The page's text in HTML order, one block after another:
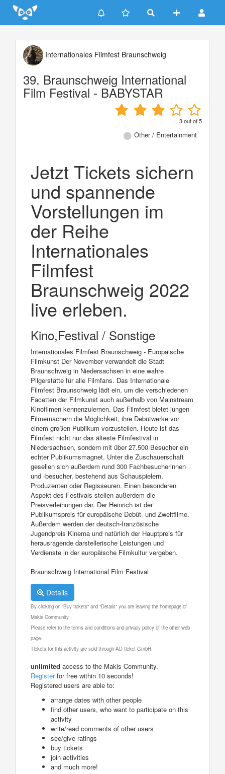
Update cookies preferences
Internationales Filmfest Braunschweig
39. Braunschweig International
Film Festival - BABYSTAR
3out of5
Other / Entertainment
Jetzt Tickets sichern
und spannende
Vorstellungen im
der Reihe
Internationales
Filmfest
Braunschweig 2022
live erleben.
Kino,Festival / Sonstige
Internationales Filmfest Braunschweig - Europäische
Filmkunst Der November verwandelt die Stadt
Braunschweig in Niedersachsen in eine wahre
Pilgerstätte für alle Filmfans. Das Internationale
Filmfest Braunschweig lädt ein, um die verschiedenen
Facetten der Filmkunst auch außerhalb von Mainstream
Kinofilmen kennenzulernen. Das Filmfest bietet jungen
Filmemachern die Möglichkeit, ihre Debütwerke vor
einem großen Publikum vorzustellen. Heute ist das
Filmfest nicht nur das älteste Filmfestival in
Niedersachsen, sondern mit über 27.500 Besucher ein
echter Publikumsmagnet. Unter die Zuschauerschaft
gesellen sich außerdem rund 300 Fachbesucherinnen
und -besucher, bestehend aus Schauspielern,
Produzenten oder Regisseuren. Einen besonderen
Aspekt des Festivals stellen außerdem die
Preisverleihungen dar. Der Heinrich ist der
Publikumspreis für europäische Debüt- und Zweitfilme.
Außerdem werden der deutsch-französische
Jugendpreis Kinema und natürlich der Hauptpreis für
herausragende darstellerische Leistungen und
Verdienste in der europäische Filmkultur vergeben.
Braunschweig International Film Festival
Details
By clicking on "Buy tickets" and "Details" you are leaving the homepage of
Makis Community.
Please refer to the terms and conditions and privacy policy of the other web
page.
Tickets for this activity are sold through AD ticket GmbH.
unlimited access to the Makis Community.
Registerfor free within 10 seconds!
Registered users are able to:
arrange dates with other people
find other users, who want to participate on this
activity
write/read comments of other users
see/give ratings
buy tickets
join activities
and much more!